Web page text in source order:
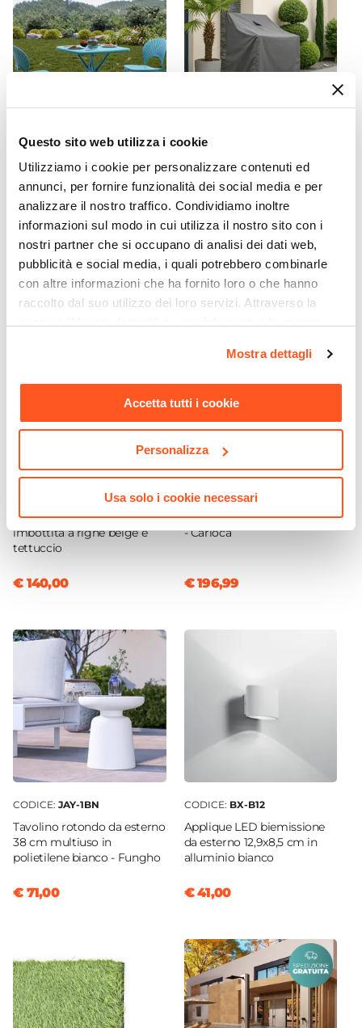
Questo sito web utilizza i cookie
Utilizziamo i cookie per personalizzare contenuti ed
annunci, per fornire funzionalità dei social media e per
analizzare il nostro traffico. Condividiamo inoltre
informazioni sul modo in cui utilizza il nostro sito con i
nostri partner che si occupano di analisi dei dati web,
pubblicità e social media, i quali potrebbero combinarle
con altre informazioni che ha fornito loro o che hanno
raccolto dal suo utilizzo dei loro servizi. Attraverso la
momento. Per maggiori informazioni si invita a leggere la
Mostra dettagli
Accetta tutti i cookie
Personalizza
Usa solo i cookie necessari
Si
Tavolo da giardino 70x70
cm in polipropilene blu
maldive - Barton
€ 75,01
Copertura protettiva per
pila di sedie in poliestere
idrorepellente 70x70x120h
cm - Wakanda
€ 19,00
CODICE:533354
Dondolo da giardino 3 posti
in acciaio con seduta
imbottita a righe beige e
tettuccio
€ 140,00
CODICE:PRT-1BB
Ombrellone da giardino 4x3
m palo laterale e telo bianco
- Carioca
€ 196,99
CODICE: JAY-1BN
Tavolino rotondo da esterno
38 cm multiuso in
polietilene bianco - Fungho
€ 71,00
CODICE: BX-B12
Applique LED biemissione
da esterno 12,9x8,5 cm in
alluminio bianco
€ 41,00